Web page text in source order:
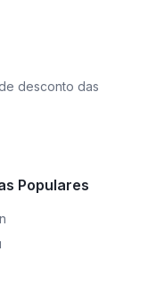
desconto das
Populares